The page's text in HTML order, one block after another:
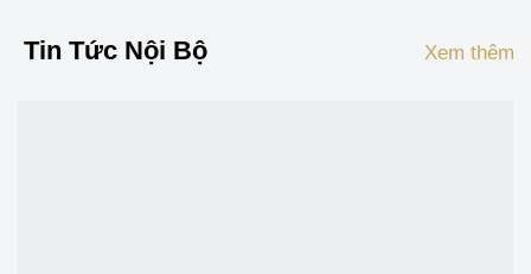
Tin Tức Nội Bộ Xem thêm